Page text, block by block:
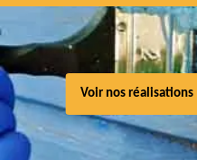
Voir nos réalisations